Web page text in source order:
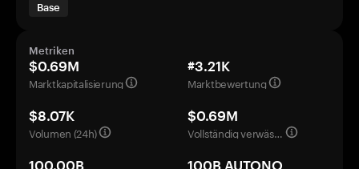
Base
Metriken
$0.69M
Marktkapitalisierung
#3.21K
Marktbewertung
$8.07K
Volumen (24h)
$0.69M
Vollständig verwässerte Bewertung
100.00B
100B AUTONO